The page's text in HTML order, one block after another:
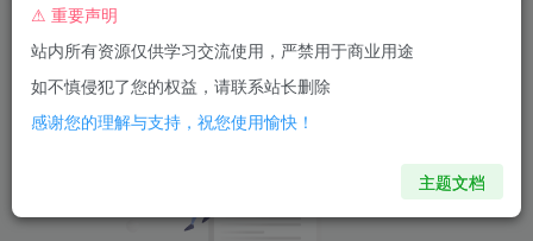
⚠ 重要声明
站内所有资源仅供学习交流使用，严禁用于商业用途
如不慎侵犯了您的权益，请联系站长删除
感谢您的理解与支持，祝您使用愉快！
主题文档